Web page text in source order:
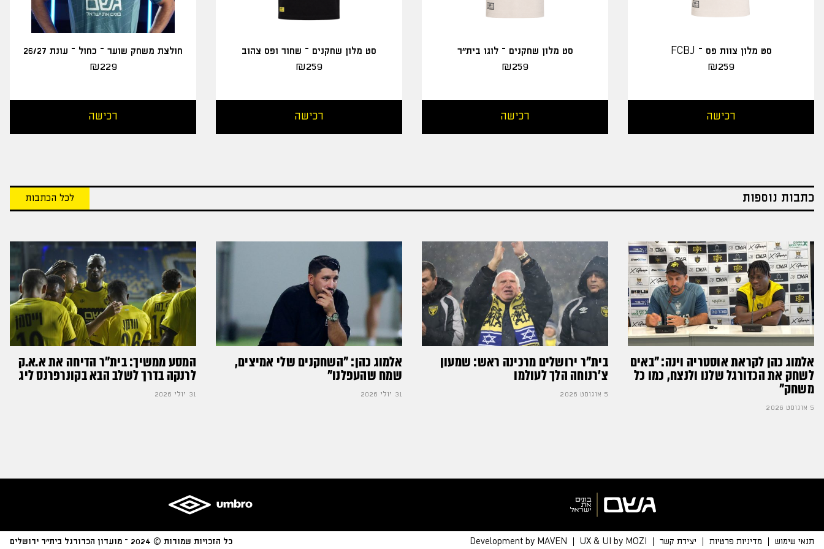
סט מלון צוות פס – FCBJ
₪259
רכישה
סט מלון שחקנים – לוגו בית"ר
₪259
רכישה
סט מלון שחקנים – שחור ופס צהוב
₪259
רכישה
חולצת משחק שוער – כחול – עונת 26/27
₪229
רכישה
כתבות נוספות לכל הכתבות
אלמוג כהן לקראת אוסטריה וינה: ״באים
לשחק את הכדורגל שלנו ולנצח, כמו כל
משחק״
5 אוגוסט 2026
בית"ר ירושלים מרכינה ראש: שמעון
צ'רנוחה הלך לעולמו
5 אוגוסט 2026
אלמוג כהן: "השחקנים שלי אמיצים,
שמח שהעפלנו"
31 יולי 2026
המסע ממשיך: בית"ר הדיחה את א.א.ק
לרנקה בדרך לשלב הבא בקונרפרנס ליג
31 יולי 2026
תנאי שימוש מדיניות פרטיות יצירת קשר UX & UI by MOZI
Development by MAVEN כל הזכויות שמורות © 2024 – מועדון הכדורגל בית״ר ירושלים